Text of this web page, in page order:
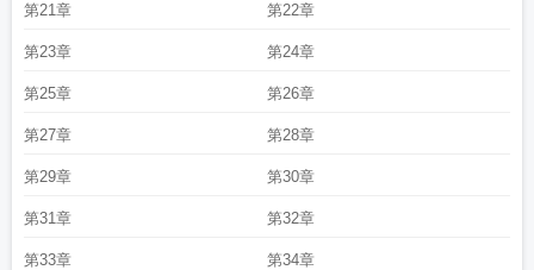
第21章 第22章
第23章 第24章
第25章 第26章
第27章 第28章
第29章 第30章
第31章 第32章
第33章 第34章